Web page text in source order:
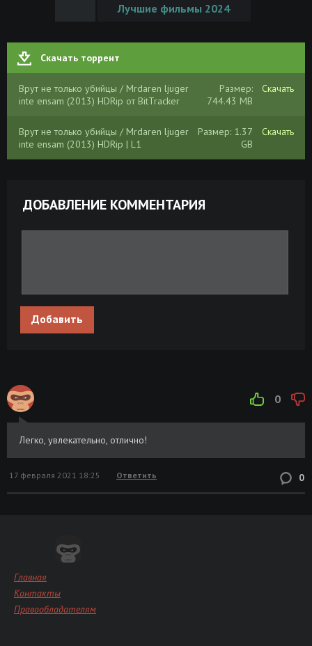
Лучшие фильмы 2024
Скачать торрент
Врут не только убийцы / Mrdaren ljuger
inte ensam (2013) HDRip от BitTracker
Размер:
744.43 MB
Скачать
Врут не только убийцы / Mrdaren ljuger
inte ensam (2013) HDRip | L1
Размер: 1.37
GB
Скачать
ДОБАВЛЕНИЕ КОММЕНТАРИЯ
Добавить
0
Легко, увлекательно, отлично!
0
17 февраля 2021 18:25 Ответить
Главная
Контакты
Правообладателям